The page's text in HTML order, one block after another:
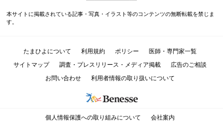
本サイトに掲載されている記事・写真・イラスト等のコンテンツの無断転載を禁じま
す。
たまひよについて 利用規約 ポリシー
医師・専門家一覧
サイトマップ
調査・プレスリリース・メディア掲載
広告のご相談
お問い合わせ
利用者情報の取り扱いについて
個人情報保護への取り組みについて 会社案内